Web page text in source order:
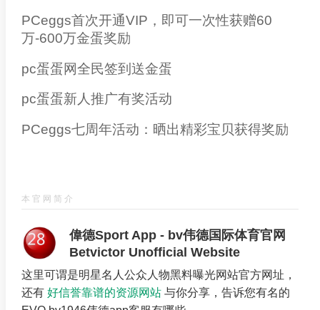
PCeggs首次开通VIP，即可一次性获赠60
万-600万金蛋奖励
pc蛋蛋网全民签到送金蛋
pc蛋蛋新人推广有奖活动
PCeggs七周年活动：晒出精彩宝贝获得奖励
本官网简介
偉德Sport App - bv伟德国际体育官网
Betvictor Unofficial Website
这里可谓是明星名人公众人物黑料曝光网站官方网址，
还有 好信誉靠谱的资源网站与你分享，告诉您有名的